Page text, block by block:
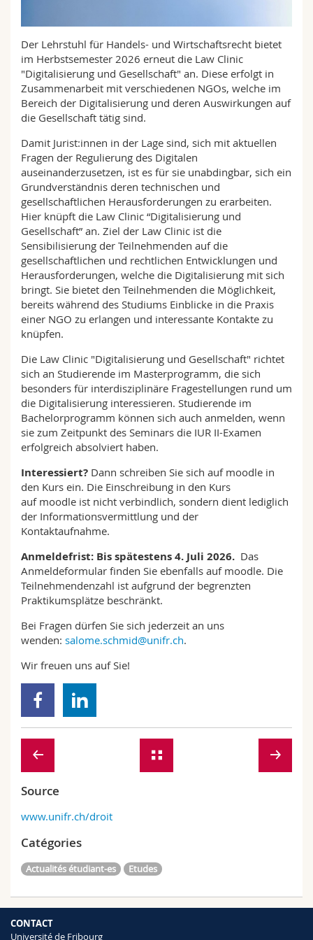
Interfacultaire
Doctorants
Programme des cours
MyUnifr
Der Lehrstuhl für Handels- und Wirtschaftsrecht bietet
im Herbstsemester 2026 erneut die Law Clinic
"Digitalisierung und Gesellschaft" an. Diese erfolgt in
Zusammenarbeit mit verschiedenen NGOs, welche im
Bereich der Digitalisierung und deren Auswirkungen auf
die Gesellschaft tätig sind.
Damit Jurist:innen in der Lage sind, sich mit aktuellen
Fragen der Regulierung des Digitalen
auseinanderzusetzen, ist es für sie unabdingbar, sich ein
Grundverständnis deren technischen und
gesellschaftlichen Herausforderungen zu erarbeiten.
Hier knüpft die Law Clinic “Digitalisierung und
Gesellschaft” an. Ziel der Law Clinic ist die
Sensibilisierung der Teilnehmenden auf die
gesellschaftlichen und rechtlichen Entwicklungen und
Herausforderungen, welche die Digitalisierung mit sich
bringt. Sie bietet den Teilnehmenden die Möglichkeit,
bereits während des Studiums Einblicke in die Praxis
einer NGO zu erlangen und interessante Kontakte zu
knüpfen.
Die Law Clinic "Digitalisierung und Gesellschaft" richtet
sich an Studierende im Masterprogramm, die sich
besonders für interdisziplinäre Fragestellungen rund um
die Digitalisierung interessieren. Studierende im
Bachelorprogramm können sich auch anmelden, wenn
sie zum Zeitpunkt des Seminars die IUR II-Examen
erfolgreich absolviert haben.
Interessiert? Dann schreiben Sie sich auf moodle in
den Kurs ein. Die Einschreibung in den Kurs
auf moodle ist nicht verbindlich, sondern dient lediglich
der Informationsvermittlung und der
Kontaktaufnahme.
Anmeldefrist: Bis spätestens 4. Juli 2026. Das
Anmeldeformular finden Sie ebenfalls auf moodle. Die
Teilnehmendenzahl ist aufgrund der begrenzten
Praktikumsplätze beschränkt.
Bei Fragen dürfen Sie sich jederzeit an uns
wenden: salome.schmid@unifr.ch.
Wir freuen uns auf Sie!
Source
www.unifr.ch/droit
Catégories
Actualités étudiant-es Etudes
CONTACT
Université de Fribourg